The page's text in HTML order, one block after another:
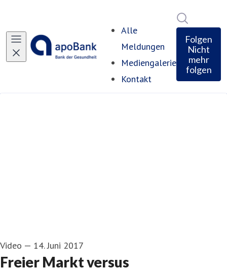
Alle
Meldungen
Mediengalerie
Kontakt
Folgen
Nicht
mehr
folgen
Video — 14. Juni 2017
Freier Markt versus